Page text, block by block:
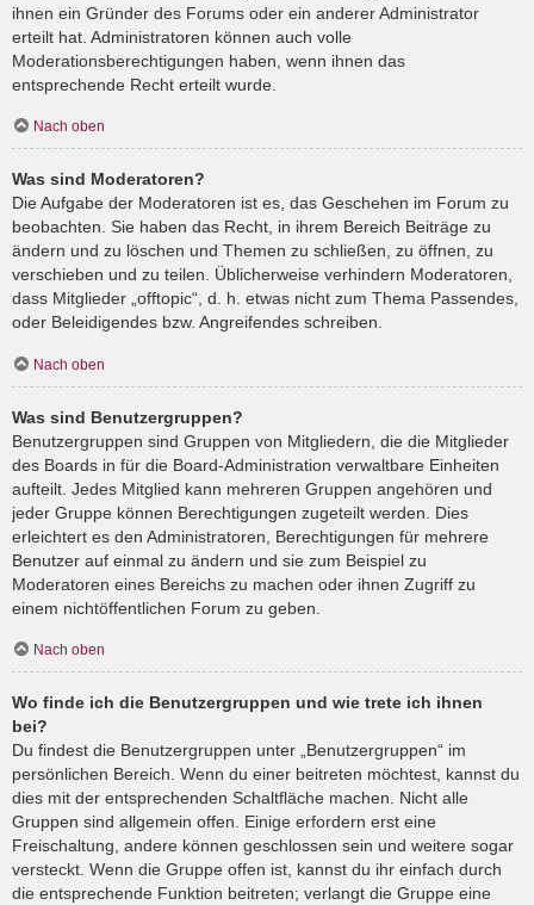
ihnen ein Gründer des Forums oder ein anderer Administrator
erteilt hat. Administratoren können auch volle
Moderationsberechtigungen haben, wenn ihnen das
entsprechende Recht erteilt wurde.
Nach oben
Was sind Moderatoren?
Die Aufgabe der Moderatoren ist es, das Geschehen im Forum zu
beobachten. Sie haben das Recht, in ihrem Bereich Beiträge zu
ändern und zu löschen und Themen zu schließen, zu öffnen, zu
verschieben und zu teilen. Üblicherweise verhindern Moderatoren,
dass Mitglieder „offtopic“, d. h. etwas nicht zum Thema Passendes,
oder Beleidigendes bzw. Angreifendes schreiben.
Nach oben
Was sind Benutzergruppen?
Benutzergruppen sind Gruppen von Mitgliedern, die die Mitglieder
des Boards in für die Board-Administration verwaltbare Einheiten
aufteilt. Jedes Mitglied kann mehreren Gruppen angehören und
jeder Gruppe können Berechtigungen zugeteilt werden. Dies
erleichtert es den Administratoren, Berechtigungen für mehrere
Benutzer auf einmal zu ändern und sie zum Beispiel zu
Moderatoren eines Bereichs zu machen oder ihnen Zugriff zu
einem nichtöffentlichen Forum zu geben.
Nach oben
Wo finde ich die Benutzergruppen und wie trete ich ihnen
bei?
Du findest die Benutzergruppen unter „Benutzergruppen“ im
persönlichen Bereich. Wenn du einer beitreten möchtest, kannst du
dies mit der entsprechenden Schaltfläche machen. Nicht alle
Gruppen sind allgemein offen. Einige erfordern erst eine
Freischaltung, andere können geschlossen sein und weitere sogar
versteckt. Wenn die Gruppe offen ist, kannst du ihr einfach durch
die entsprechende Funktion beitreten; verlangt die Gruppe eine